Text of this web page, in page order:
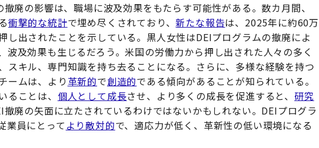
廃の影響は、職場に波及効果をもたらす可能性がある。数カ月間、
衝撃的な統計で埋め尽くされており、新たな報告は、2025年に約60万
し出されたことを示している。黒人女性はDEIプログラムの撤廃によ
波及効果も生じるだろう。米国の労働力から押し出された人々の多く
スキル、専門知識を持ち去ることになる。さらに、多様な経験を持つ
ームは、より 革新的で創造的である傾向があることが知られている。
ることは、 個人として成長させ、より多くの成長を促進すると、研究
廃の矢面に立たされているわけではないかもしれない。DEIプログラ
業員にとって より敵対的で、適応力が低く、革新性の低い環境になる